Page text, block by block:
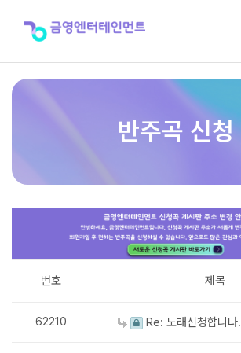
반주곡 신청
번호 제목
62210 Re: 노래신청합니다.